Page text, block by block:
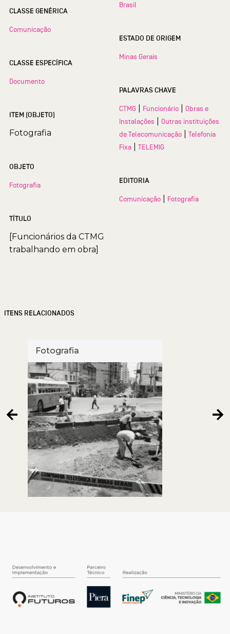
CLASSE GENÉRICA
Comunicação
CLASSE ESPECÍFICA
Documento
ITEM (OBJETO)
Fotografia
OBJETO
Fotografia
TÍTULO
[Funcionários da CTMG
trabalhando em obra]
Brasil
ESTADO DE ORIGEM
Minas Gerais
PALAVRAS CHAVE
CTMG Funcionário
Obras e
Instalações
Outras instituições
de Telecomunicação
Telefonia
Fixa
TELEMIG
EDITORIA
Comunicação Fotografia
ITENS RELACIONADOS
Fotografia